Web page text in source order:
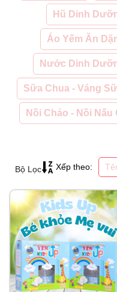
Hũ Dinh
Áo Yếm Ăn
Nước Dinh
Sữa Chua - Váng
Nồi Chảo - Nồi Nấu
Bộ Lọc Xếp theo: